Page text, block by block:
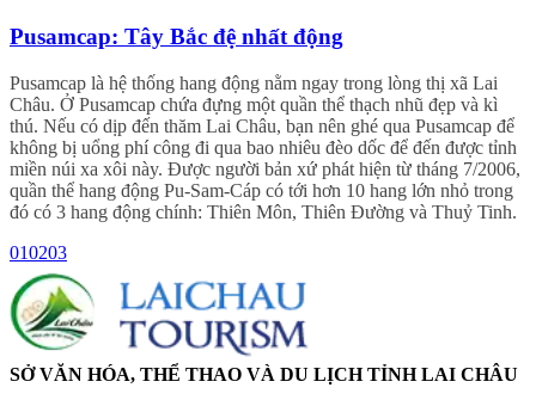
Pusamcap: Tây Bắc đệ nhất động
Pusamcap là hệ thống hang động nằm ngay trong lòng thị xã Lai
Châu. Ở Pusamcap chứa đựng một quần thể thạch nhũ đẹp và kì
thú. Nếu có dịp đến thăm Lai Châu, bạn nên ghé qua Pusamcap để
không bị uổng phí công đi qua bao nhiêu đèo dốc để đến được tỉnh
miền núi xa xôi này. Được người bản xứ phát hiện từ tháng 7/2006,
quần thể hang động Pu-Sam-Cáp có tới hơn 10 hang lớn nhỏ trong
đó có 3 hang động chính: Thiên Môn, Thiên Đường và Thuỷ Tinh.
010203
SỞ VĂN HÓA, THỂ THAO VÀ DU LỊCH TỈNH LAI CHÂU